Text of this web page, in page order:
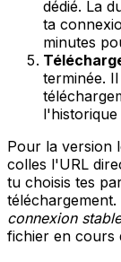
dédié. La
ta
minutes
terminée.
l'historique
Pour la version
colles l'URL
tu choisis tes
connexion
fichier en cours